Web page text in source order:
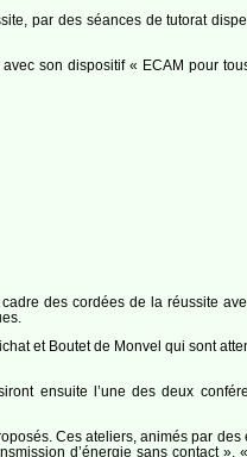
par des séances de tutorat
son dispositif « ECAM pour
des cordées de la réussite
et Boutet de Monvel qui sont
ensuite l’une des deux
Ces ateliers, animés par
d’énergie sans contact »,